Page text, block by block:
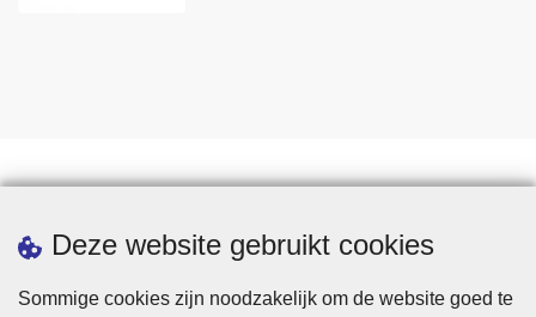
Deze website gebruikt cookies
Sommige cookies zijn noodzakelijk om de website goed te